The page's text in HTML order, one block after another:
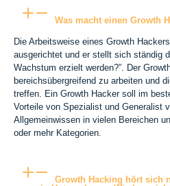
Was macht einen Growth
Die Arbeitsweise eines Growth
ausgerichtet und er stellt sich ständig
Wachstum erzielt werden?”. Der
bereichsübergreifend zu arbeiten und
treffen. Ein Growth Hacker soll im
Vorteile von Spezialist und Generalist
Allgemeinwissen in vielen Bereichen
oder mehr Kategorien.
Growth Hacking hört sich